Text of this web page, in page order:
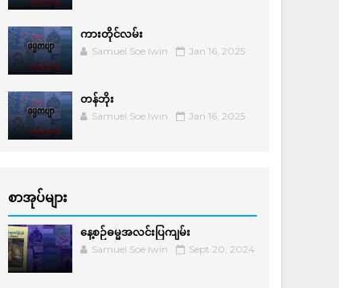
ကားတိုင်လမ်း
Samuel Soe lwin Jan 16, 2025
တန်ဘိုး
Samuel Soe lwin Jan 16, 2025
စာအုပ်များ
နေ့စဉ်ဓမ္မအလင်းပြကျမ်း
Samuel Soe lwin Sept 20, 2024